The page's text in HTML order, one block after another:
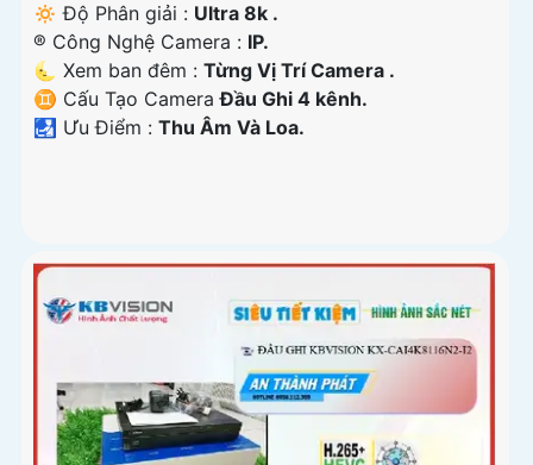
🔅 Độ Phân giải : Ultra 8k .
®️ Công Nghệ Camera : IP.
🌜 Xem ban đêm : Từng Vị Trí Camera .
♊ Cấu Tạo CameraĐầu Ghi 4 kênh.
️🛃 Ưu Điểm : Thu Âm Và Loa.